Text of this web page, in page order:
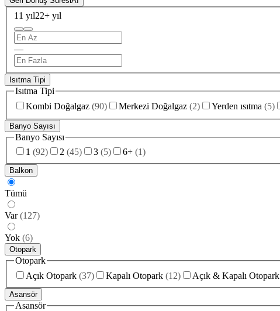
11 yıl22+ yıl
—
Isıtma Tipi
Isıtma Tipi
Kombi Doğalgaz (90) Merkezi Doğalgaz (2) Yerden ısıtma (5)
Banyo Sayısı
Banyo Sayısı
1 (92) 2 (45) 3 (5) 6+ (1)
Balkon
Tümü
Var (127)
Yok (6)
Otopark
Otopark
Açık Otopark (37) Kapalı Otopark (12) Açık & Kapalı Otopark
Asansör
Asansör